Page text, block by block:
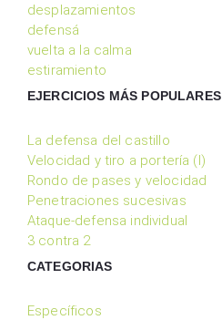
desplazamientos
defensá
vuelta a la calma
estiramiento
EJERCICIOS MÁS POPULARES
La defensa del castillo
Velocidad y tiro a portería (I)
Rondo de pases y velocidad
Penetraciones sucesivas
Ataque-defensa individual
3 contra 2
CATEGORIAS
Específicos